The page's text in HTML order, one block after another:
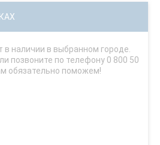
в наличии в выбранном городе.
позвоните по телефону 0 800 50
обязательно поможем!